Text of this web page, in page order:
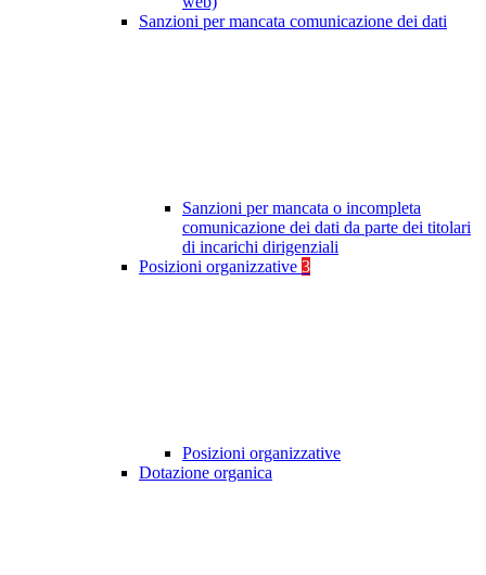
Sanzioni per mancata comunicazione dei dati
Sanzioni per mancata o incompleta
comunicazione dei dati da parte dei titolari
di incarichi dirigenziali
Posizioni organizzative 3
Posizioni organizzative
Dotazione organica